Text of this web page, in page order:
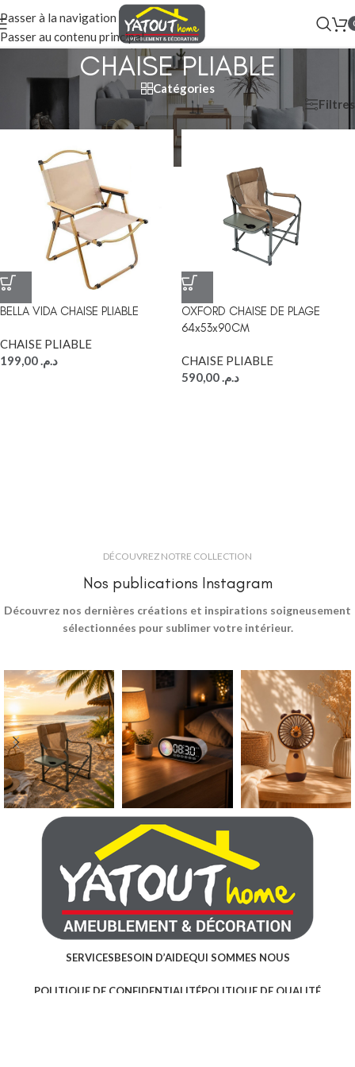
Passer à la navigation
Passer au contenu principal
CHAISE PLIABLE
Catégories
CHAISE PLIABLE Filtres
BELLA VIDA CHAISE PLIABLE
CHAISE PLIABLE
د.م.
OXFORD CHAISE DE PLAGE
64x53x90CM
CHAISE PLIABLE
د.م.
DÉCOUVREZ NOTRE COLLECTION
Nos publications Instagram
Découvrez nos dernières créations et inspirations soigneusement
sélectionnées pour sublimer votre intérieur.
SERVICESBESOIN D’AIDEQUI SOMMES NOUS
POLITIQUE DE CONFIDENTIALITÉPOLITIQUE DE QUALITÉ